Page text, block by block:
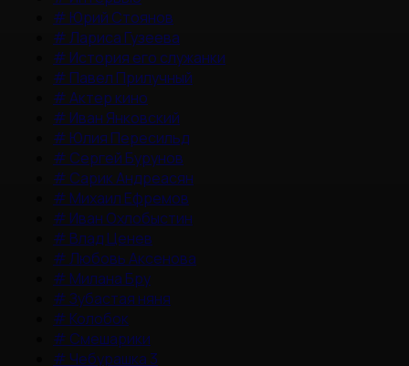
# Юрий Стоянов
#Лариса Гузеева
# История его служанки
# Павел Прилучный
#Актер кино
# Иван Янковский
# Юлия Пересильд
# Сергей Бурунов
# Сарик Андреасян
# Михаил Ефремов
# Иван Охлобыстин
# Влад Ценев
#Любовь Аксенова
# Милана Бру
#Зубастая няня
# Колобок
# Смешарики
# Чебурашка 3